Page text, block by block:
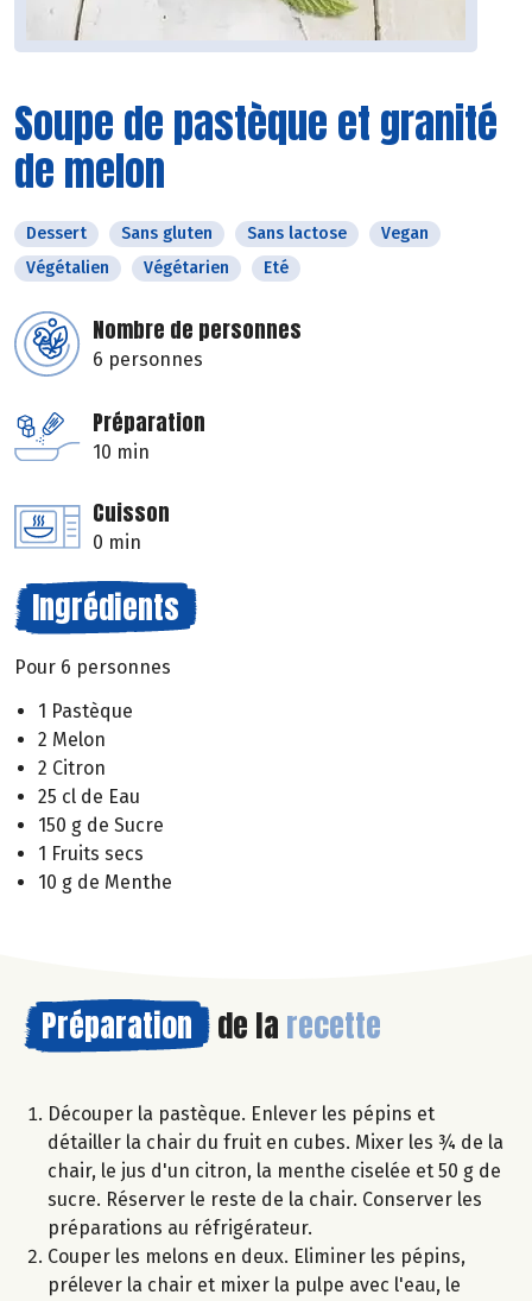
Soupe de pastèque et granité
de melon
Dessert Sans gluten Sans lactose
Vegan
Végétalien
Végétarien Eté
Nombre de personnes
6 personnes
Préparation
10 min
Cuisson
0 min
Ingrédients
Pour 6 personnes
1 Pastèque
2 Melon
2 Citron
25 cl de Eau
150 g de Sucre
1 Fruits secs
10 g de Menthe
Préparation de la recette
Découper la pastèque. Enlever les pépins et
détailler la chair du fruit en cubes. Mixer les ¾ de la
chair, le jus d'un citron, la menthe ciselée et 50 g de
sucre. Réserver le reste de la chair. Conserver les
préparations au réfrigérateur.
Couper les melons en deux. Eliminer les pépins,
prélever la chair et mixer la pulpe avec l'eau, le